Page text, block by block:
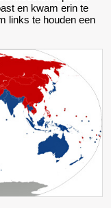
en kwam erin te
links te houden een